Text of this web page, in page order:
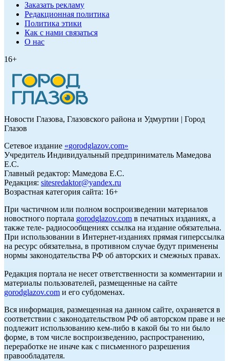
Заказать рекламу
Редакционная политика
Политика этики
Как с нами связаться
О нас
16+
Новости Глазова, Глазовского района и Удмуртии | Город
Глазов
Сетевое издание «gorodglazov.com»
Учредитель Индивидуальный предприниматель Мамедова
Е.С.
Главный редактор: Мамедова Е.С.
Редакция: sitesredaktor@yandex.ru
Возрастная категория сайта: 16+
При частичном или полном воспроизведении материалов
новостного портала gorodglazov.com в печатных изданиях, а
также теле- радиосообщениях ссылка на издание обязательна.
При использовании в Интернет-изданиях прямая гиперссылка
на ресурс обязательна, в противном случае будут применены
нормы законодательства РФ об авторских и смежных правах.
Редакция портала не несет ответственности за комментарии и
материалы пользователей, размещенные на сайте
gorodglazov.com и его субдоменах.
Вся информация, размещенная на данном сайте, охраняется в
соответствии с законодательством РФ об авторском праве и не
подлежит использованию кем-либо в какой бы то ни было
форме, в том числе воспроизведению, распространению,
переработке не иначе как с письменного разрешения
правообладателя.